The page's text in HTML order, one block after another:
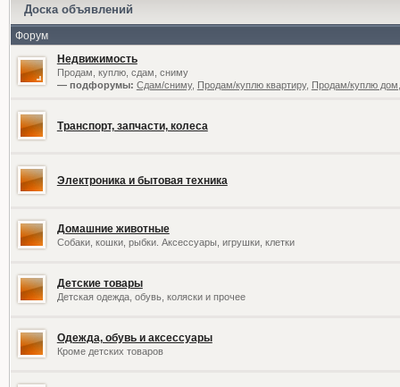
Доска объявлений
Форум
Недвижимость
Продам, куплю, сдам, сниму
— подфорумы: Сдам/сниму, Продам/куплю квартиру, Продам/куплю
Транспорт, запчасти, колеса
Электроника и бытовая техника
Домашние животные
Собаки, кошки, рыбки. Аксессуары, игрушки, клетки
Детские товары
Детская одежда, обувь, коляски и прочее
Одежда, обувь и аксессуары
Кроме детских товаров